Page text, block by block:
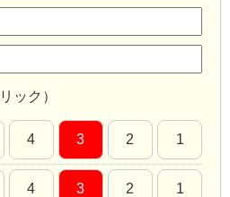
ック）
4 3 2 1
4 3 2 1